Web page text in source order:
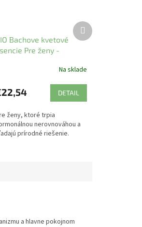
Bachove kvetové
Pre ženy -
Na sklade
DETAIL
ženy, ktoré trpia
nerovnováhou a
prírodné riešenie.
Ďalší
produkt
a hlavne pokojnom